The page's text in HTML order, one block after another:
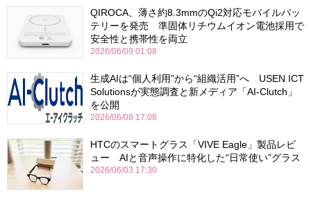
QIROCA、薄さ約8.3mmのQi2対応モバイルバッ
テリーを発売 準固体リチウムイオン電池採用で
安全性と携帯性を両立
2026/06/09 01:08
生成AIは“個人利用”から“組織活用”へ USEN ICT
Solutionsが実態調査と新メディア「AI-Clutch」
を公開
2026/06/08 17:08
HTCのスマートグラス「VIVE Eagle」製品レビ
ュー AIと音声操作に特化した“日常使い”グラス
2026/06/03 17:30